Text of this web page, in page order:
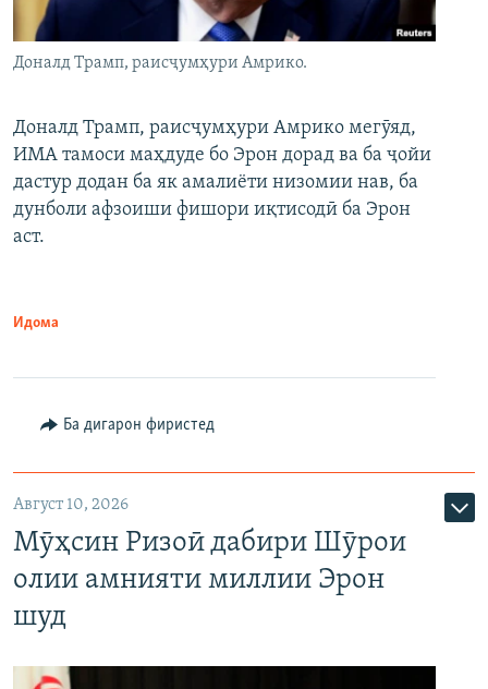
Доналд Трамп, раисҷумҳури Амрико.
Доналд Трамп, раисҷумҳури Амрико мегӯяд,
ИМА тамоси маҳдуде бо Эрон дорад ва ба ҷойи
дастур додан ба як амалиёти низомии нав, ба
дунболи афзоиши фишори иқтисодӣ ба Эрон
аст.
Идома
Ба дигарон фиристед
Август 10, 2026
Мӯҳсин Ризоӣ дабири Шӯрои
олии амнияти миллии Эрон
шуд